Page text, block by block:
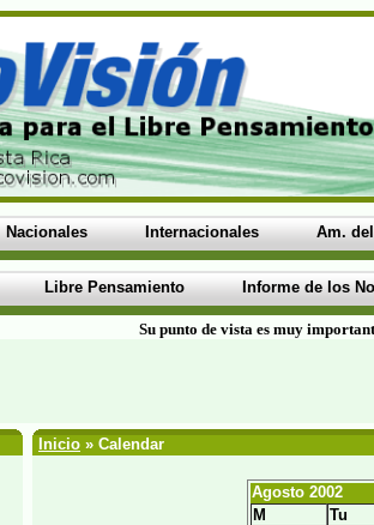
Nacionales Internacionales Am.
Libre Pensamiento Informe de los
Su punto de vista es muy
Inicio » Calendar
Agosto 2002
M
Tu